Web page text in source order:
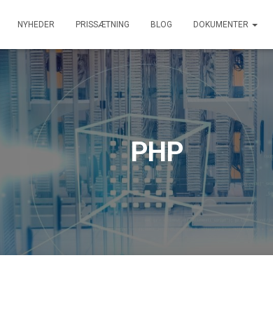
NYHEDER PRISSÆTNING BLOG DOKUMENTER
PHP